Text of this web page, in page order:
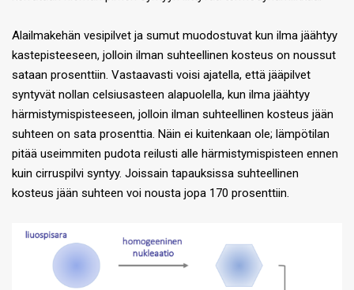
Alailmakehän vesipilvet ja sumut muodostuvat kun ilma jäähtyy
kastepisteeseen, jolloin ilman suhteellinen kosteus on noussut
sataan prosenttiin. Vastaavasti voisi ajatella, että jääpilvet
syntyvät nollan celsiusasteen alapuolella, kun ilma jäähtyy
härmistymispisteeseen, jolloin ilman suhteellinen kosteus jään
suhteen on sata prosenttia. Näin ei kuitenkaan ole; lämpötilan
pitää useimmiten pudota reilusti alle härmistymispisteen ennen
kuin cirruspilvi syntyy. Joissain tapauksissa suhteellinen
kosteus jään suhteen voi nousta jopa 170 prosenttiin.